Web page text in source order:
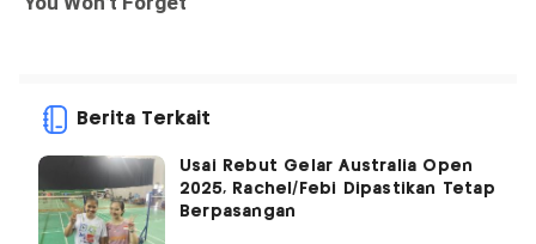
Berita Terkait
Usai Rebut Gelar Australia Open
2025, Rachel/Febi Dipastikan Tetap
Berpasangan